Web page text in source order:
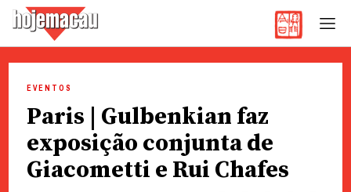
content
EVENTOS
Paris | Gulbenkian faz
exposição conjunta de
Giacometti e Rui Chafes